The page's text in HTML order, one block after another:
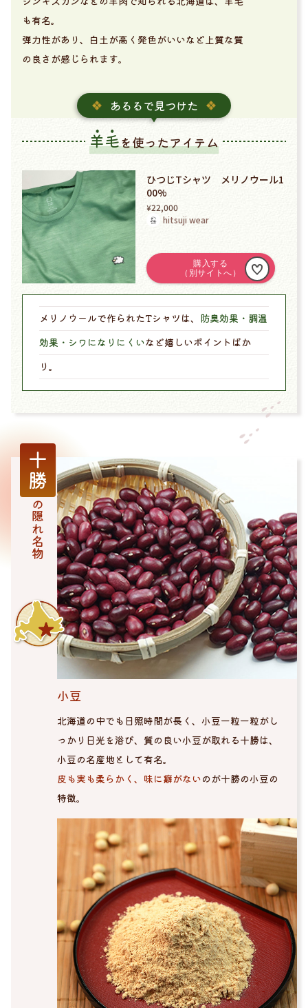
も有名。
弾力性があり、白土が高く発色がいいなど上質な質
の良さが感じられます。
あるるで見つけた
羊毛を使ったアイテム
ひつじTシャツ メリノウール1
00%
¥22,000
hitsuji wear
メリノウールで作られたTシャツは、 防臭効果・調温
効果・シワになりにくいなど嬉しいポイントばか
り。
十勝
の隠れ名物
小豆
北海道の中でも日照時間が長く、小豆一粒一粒がし
っかり日光を浴び、質の良い小豆が取れる十勝は、
小豆の名産地として有名。
皮も実も柔らかく、味に癖がないのが十勝の小豆の
特徴。